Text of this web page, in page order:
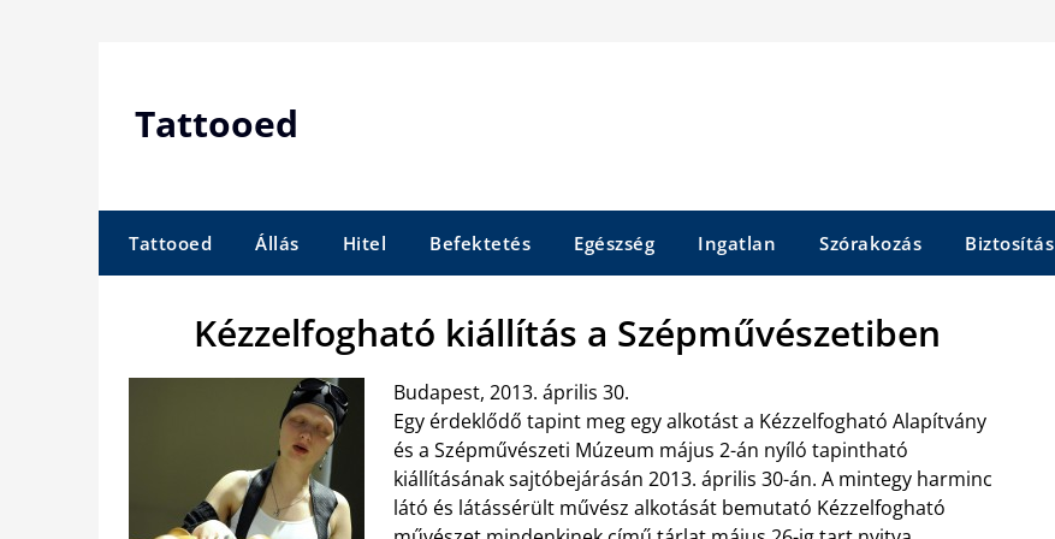
Tattooed
Tattooed Állás Hitel Befektetés Egészség Ingatlan Szórakozás Biztosítás
Kézzelfogható kiállítás a Szépművészetiben
Budapest, 2013. április 30.
Egy érdeklődő tapint meg egy alkotást a Kézzelfogható Alapítvány
és a Szépművészeti Múzeum május 2-án nyíló tapintható
kiállításának sajtóbejárásán 2013. április 30-án. A mintegy harminc
látó és látássérült művész alkotását bemutató Kézzelfogható